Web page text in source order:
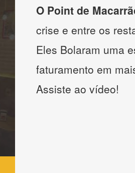
O Point de
crise e entre os
Eles Bolaram uma
faturamento em
Assiste ao vídeo!